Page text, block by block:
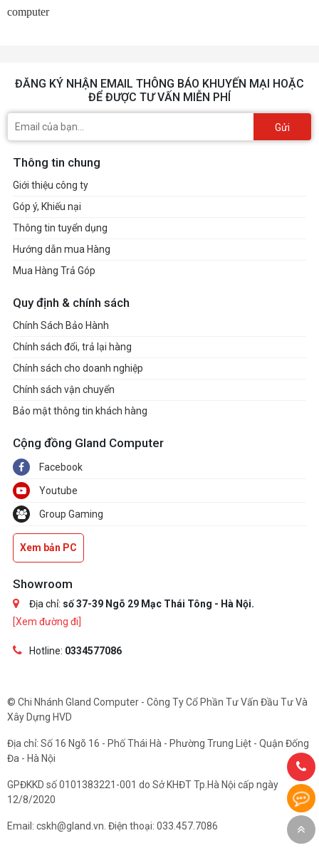
computer
ĐĂNG KÝ NHẬN EMAIL THÔNG BÁO KHUYẾN MẠI HOẶC
ĐỂ ĐƯỢC TƯ VẤN MIỄN PHÍ
Gửi
Thông tin chung
Giới thiệu công ty
Góp ý, Khiếu nại
Thông tin tuyển dụng
Hướng dẫn mua Hàng
Mua Hàng Trả Góp
Quy định & chính sách
Chính Sách Bảo Hành
Chính sách đổi, trả lại hàng
Chính sách cho doanh nghiệp
Chính sách vận chuyển
Bảo mật thông tin khách hàng
Cộng đồng Gland Computer
Facebook
Youtube
Group Gaming
Xem bản PC
Showroom
Địa chỉ: số 37-39 Ngõ 29 Mạc Thái Tông - Hà Nội.
[Xem đường đi]
Hotline: 0334577086
© Chi Nhánh Gland Computer - Công Ty Cổ Phần Tư Vấn Đầu Tư Và
Xây Dựng HVD
Địa chỉ: Số 16 Ngõ 16 - Phố Thái Hà - Phường Trung Liệt - Quận Đống
Đa - Hà Nội
GPĐKKD số 0101383221-001 do Sở KHĐT Tp.Hà Nội cấp ngày
12/8/2020
Email: cskh@gland.vn. Điện thoại: 033.457.7086